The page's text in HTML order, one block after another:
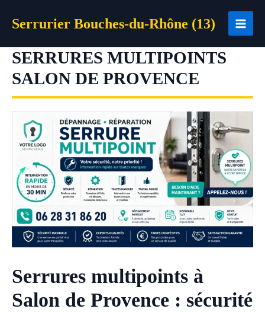
Serrurier Bouches-du-Rhône (13)
SERRURES MULTIPOINTS
SALON DE PROVENCE
Serrures multipoints à
Salon de Provence : sécurité